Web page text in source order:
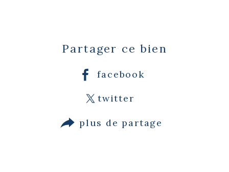
Partager ce bien
facebook
twitter
plus de partage